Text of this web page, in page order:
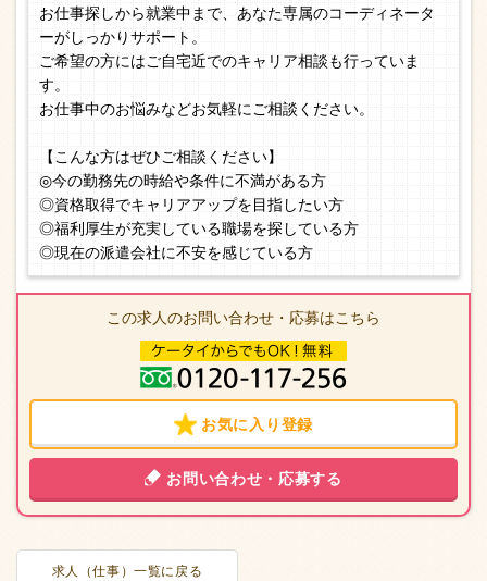
お仕事探しから就業中まで、あなた専属のコーディネータ
ーがしっかりサポート。
ご希望の方にはご自宅近でのキャリア相談も行っていま
す。
お仕事中のお悩みなどお気軽にご相談ください。
【こんな方はぜひご相談ください】
◎今の勤務先の時給や条件に不満がある方
◎資格取得でキャリアアップを目指したい方
◎福利厚生が充実している職場を探している方
◎現在の派遣会社に不安を感じている方
この求人のお問い合わせ・応募はこちら
お気に入り登録
お問い合わせ・応募する
求人（仕事）一覧に戻る